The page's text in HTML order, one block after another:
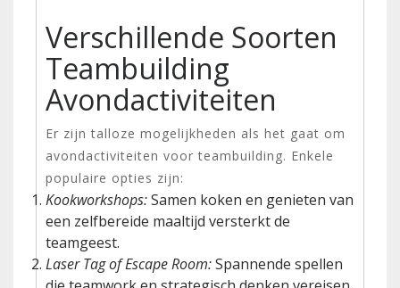
Verschillende Soorten
Teambuilding
Avondactiviteiten
Er zijn talloze mogelijkheden als het gaat om
avondactiviteiten voor teambuilding. Enkele
populaire opties zijn:
Kookworkshops:Samen koken en genieten van
een zelfbereide maaltijd versterkt de
teamgeest.
Laser Tag of Escape Room:Spannende spellen